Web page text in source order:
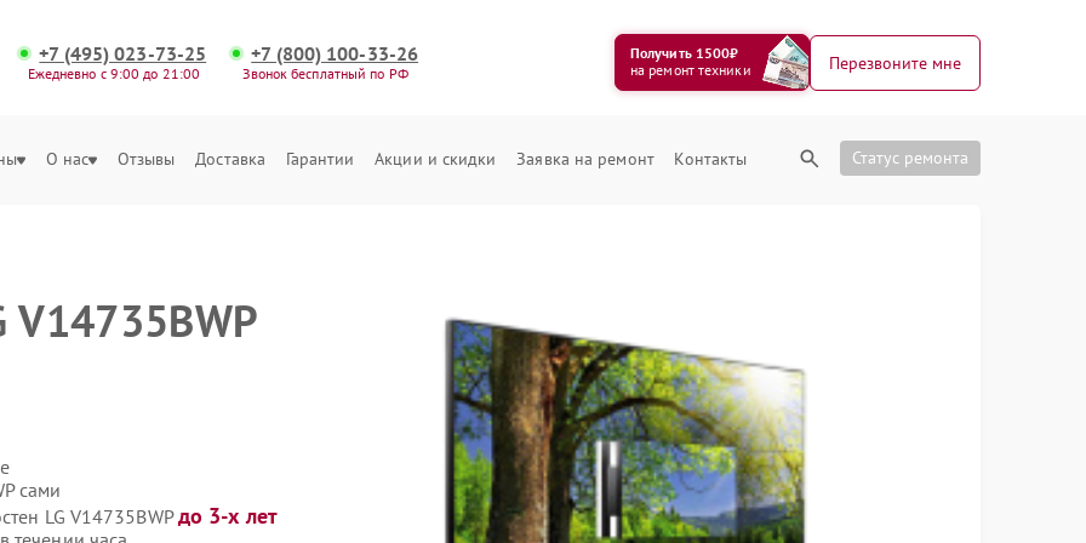
+7 (495) 023-73-25
Ежедневно с 9:00 до 21:00
+7 (800) 100-33-26
Звонок бесплатный по РФ
Получить 1500₽
на ремонт техники
Перезвоните мне
О нас Отзывы Доставка Гарантии Акции и скидки Заявка на ремонт Контакты Статус ремонта
V14735BWP
сами
LG V14735BWPдо 3-х лет